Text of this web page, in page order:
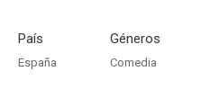
País
España
Géneros
Comedia